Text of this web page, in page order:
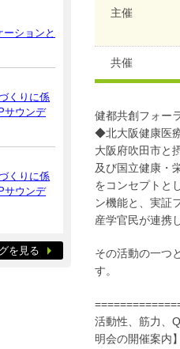
主催
共催
健都共創フォー
◆北大阪健康医
大阪府吹田市と
及び国立健康・
をコンセプトと
ン機能と、実証
産学官民が連携
その活動の一つ
す。
活動性、筋力、
明会の開催案内
ションと
くりに係
サウンデ
くりに係
サウンデ
を見る